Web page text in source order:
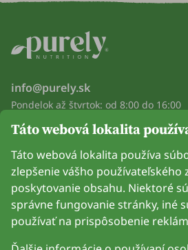
Táto webová lokalita
Táto webová lokalita používa
zlepšenie vášho používateľského
poskytovanie obsahu. Niektoré
správne fungovanie stránky, iné
používať na prispôsobenie
info@purely.sk
Pondelok až štvrtok: od 8:00 do 16:00
Informácie
Pripoj sa k nám